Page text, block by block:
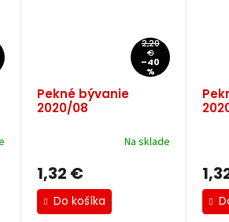
2,20
€
–40
%
Pekné bývanie
2020/08
Na sklade
1,32 €
Do košíka